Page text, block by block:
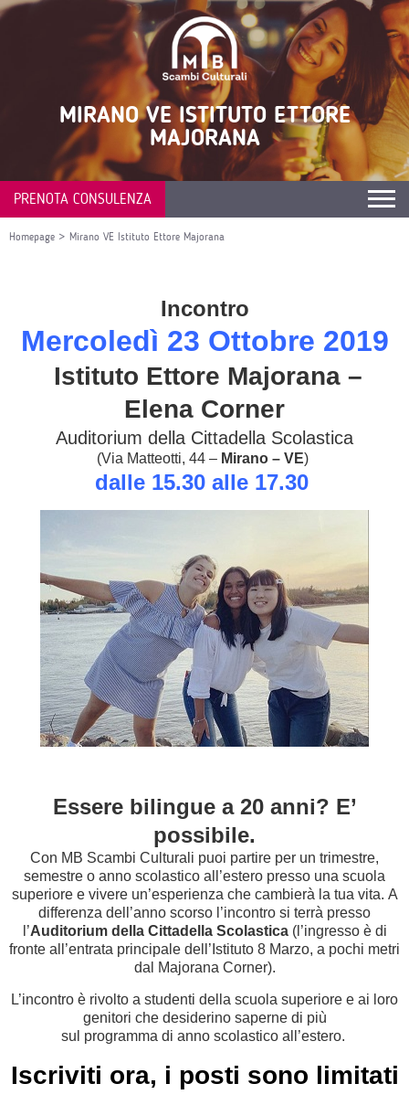
MIRANO VE ISTITUTO ETTORE
MAJORANA
PRENOTA CONSULENZA
Homepage > Mirano VE Istituto Ettore Majorana
Incontro
Mercoledì 23 Ottobre 2019
Istituto Ettore Majorana –
Elena Corner
Auditorium della Cittadella Scolastica
(Via Matteotti, 44 – Mirano – VE)
dalle 15.30 alle 17.30
Essere bilingue a 20 anni? E’
possibile.
Con MB Scambi Culturali puoi partire per un trimestre,
semestre o anno scolastico all’estero presso una scuola
superiore e vivere un’esperienza che cambierà la tua vita. A
differenza dell’anno scorso l’incontro si terrà presso
l’Auditorium della Cittadella Scolastica(l’ingresso è di
fronte all’entrata principale dell’Istituto 8 Marzo, a pochi metri
dal Majorana Corner).
L’incontro è rivolto a studenti della scuola superiore e ai loro
genitori che desiderino saperne di più
sul programma di anno scolastico all’estero.
Iscriviti ora, i posti sono limitati